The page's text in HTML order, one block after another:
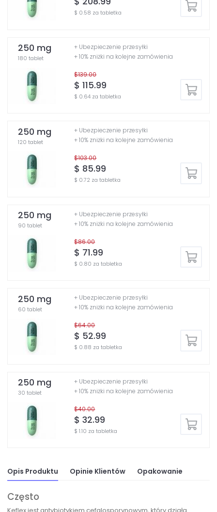
$ 0.58 za tabletka
250 mg
180 tablet
$139.00
$ 115.99
$ 0.64 za tabletka
+ Ubezpieczenie przesyłki
+ 10% zniżki na kolejne zamówienia
250 mg
120 tablet
$103.00
$ 85.99
$ 0.72 za tabletka
+ Ubezpieczenie przesyłki
+ 10% zniżki na kolejne zamówienia
250 mg
90 tablet
$86.00
$ 71.99
$ 0.80 za tabletka
+ Ubezpieczenie przesyłki
+ 10% zniżki na kolejne zamówienia
250 mg
60 tablet
$64.00
$ 52.99
$ 0.88 za tabletka
+ Ubezpieczenie przesyłki
+ 10% zniżki na kolejne zamówienia
250 mg
30 tablet
$40.00
$ 32.99
$ 1.10 za tabletka
+ Ubezpieczenie przesyłki
+ 10% zniżki na kolejne zamówienia
Opis Produktu Opinie Klientów Opakowanie
Często